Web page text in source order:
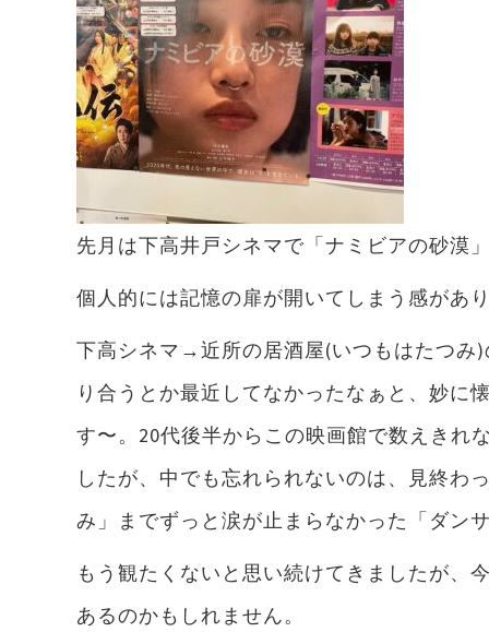
先月は下高井戸シネマで「ナミビアの砂漠
個人的には記憶の扉が開いてしまう感があ
下高シネマ→近所の居酒屋(いつもはたつみ
り合うとか最近してなかったなぁと、妙に
す〜。20代後半からこの映画館で数えきれ
したが、中でも忘れられないのは、見終わ
み」までずっと涙が止まらなかった「ダン
もう観たくないと思い続けてきましたが、
あるのかもしれません。